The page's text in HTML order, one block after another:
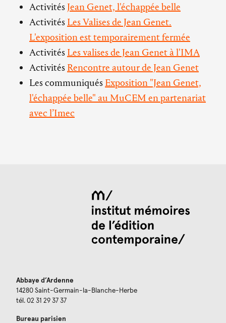
ActivitésJean Genet, l'échappée belle
Activités Les Valises de Jean Genet.
L'exposition est temporairement fermée
Activités Les valises de Jean Genet à l'IMA
Activités Rencontre autour de Jean Genet
Les communiqués Exposition "Jean Genet,
l'échappée belle" au MuCEM en partenariat
avec l’Imec
Abbaye d’Ardenne
14280 Saint-Germain-la-Blanche-Herbe
tél. 02 31 29 37 37
Bureau parisien